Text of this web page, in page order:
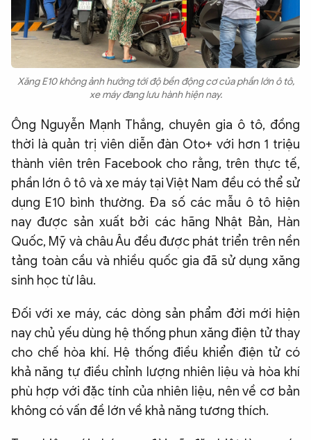
Xăng E10 không ảnh hưởng tới độ bền động cơ của phần lớn ô tô,
xe máy đang lưu hành hiện nay.
Ông Nguyễn Mạnh Thắng, chuyên gia ô tô, đồng
thời là quản trị viên diễn đàn Oto+ với hơn 1 triệu
thành viên trên Facebook cho rằng, trên thực tế,
phần lớn ô tô và xe máy tại Việt Nam đều có thể sử
dụng E10 bình thường. Đa số các mẫu ô tô hiện
nay được sản xuất bởi các hãng Nhật Bản, Hàn
Quốc, Mỹ và châu Âu đều được phát triển trên nền
tảng toàn cầu và nhiều quốc gia đã sử dụng xăng
sinh học từ lâu.
Đối với xe máy, các dòng sản phẩm đời mới hiện
nay chủ yếu dùng hệ thống phun xăng điện tử thay
cho chế hòa khí. Hệ thống điều khiển điện tử có
khả năng tự điều chỉnh lượng nhiên liệu và hòa khí
phù hợp với đặc tính của nhiên liệu, nên về cơ bản
không có vấn đề lớn về khả năng tương thích.